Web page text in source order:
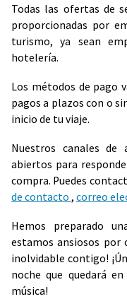
Todas las ofertas de
proporcionadas por
turismo, ya sean
hotelería.
Los métodos de pago
pagos a plazos con o
inicio de tu viaje.
Nuestros canales
abiertos para
compra. Puedes
de contacto , correo
Hemos preparado
estamos ansiosos por
inolvidable contigo!
noche que quedará
música!